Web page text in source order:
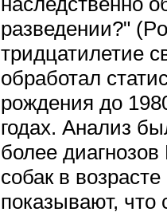
разведении?"
тридцатилетие
обработал
рождения до
годах. Анализ
более
собак в
показывают, что